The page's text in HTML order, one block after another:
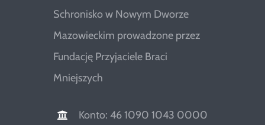
Schronisko w Nowym Dworze
Mazowieckim prowadzone przez
Fundację Przyjaciele Braci
Mniejszych
Konto: 46 1090 1043 0000